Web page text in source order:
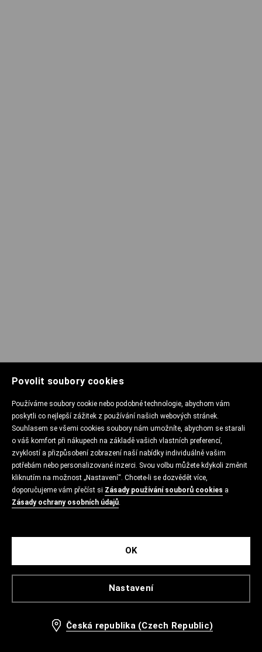
Povolit soubory cookies
Používáme soubory cookie nebo podobné technologie, abychom vám
poskytli co nejlepší zážitek z používání našich webových stránek.
Souhlasem se všemi cookies soubory nám umožníte, abychom se starali
o váš komfort při nákupech na základě vašich vlastních preferencí,
zvyklostí a přizpůsobení zobrazení naší nabídky individuálně vašim
potřebám nebo personalizované inzerci. Svou volbu můžete kdykoli změnit
kliknutím na možnost „Nastavení“. Chcete-li se dozvědět více,
doporučujeme vám přečíst si Zásady používání souborů cookies a
Zásady ochrany osobních údajů.
Nastavení
OK
Česká republika (Czech Republic)